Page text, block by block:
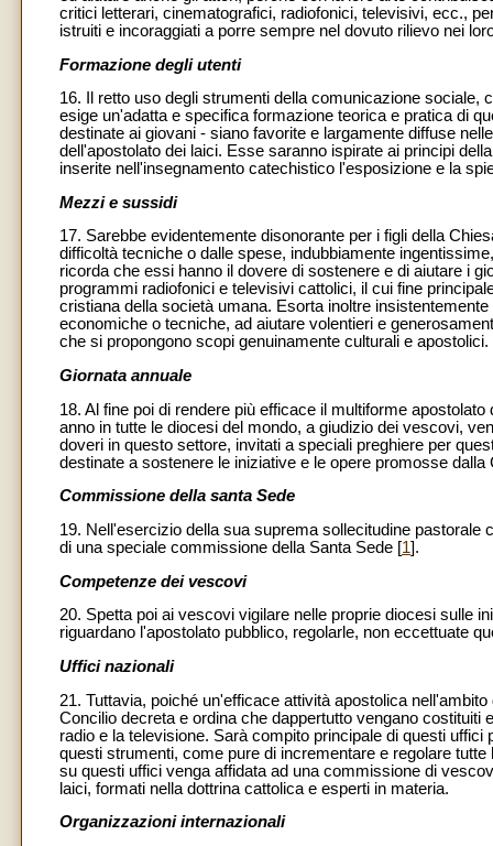
critici letterari, cinematografici, radiofonici, televisivi, ecc.,
istruiti e incoraggiati a porre sempre nel dovuto rilievo nei
Formazione degli utenti
16. Il retto uso degli strumenti della comunicazione sociale,
esige un'adatta e specifica formazione teorica e pratica di
destinate ai giovani - siano favorite e largamente diffuse
dell'apostolato dei laici. Esse saranno ispirate ai principi
inserite nell'insegnamento catechistico l'esposizione e la
Mezzi e sussidi
17. Sarebbe evidentemente disonorante per i figli della
difficoltà tecniche o dalle spese, indubbiamente
ricorda che essi hanno il dovere di sostenere e di aiutare i
programmi radiofonici e televisivi cattolici, il cui fine
cristiana della società umana. Esorta inoltre
economiche o tecniche, ad aiutare volentieri e
che si propongono scopi genuinamente culturali e apostolici.
Giornata annuale
18. Al fine poi di rendere più efficace il multiforme
anno in tutte le diocesi del mondo, a giudizio dei vescovi,
doveri in questo settore, invitati a speciali preghiere per
destinate a sostenere le iniziative e le opere promosse
Commissione della santa Sede
19. Nell'esercizio della sua suprema sollecitudine
di una speciale commissione della Santa Sede [1].
Competenze dei vescovi
20. Spetta poi ai vescovi vigilare nelle proprie diocesi sulle
riguardano l'apostolato pubblico, regolarle, non eccettuate
Uffici nazionali
21. Tuttavia, poiché un'efficace attività apostolica
Concilio decreta e ordina che dappertutto vengano
radio e la televisione. Sarà compito principale di questi
questi strumenti, come pure di incrementare e regolare
su questi uffici venga affidata ad una commissione di
laici, formati nella dottrina cattolica e esperti in materia.
Organizzazioni internazionali